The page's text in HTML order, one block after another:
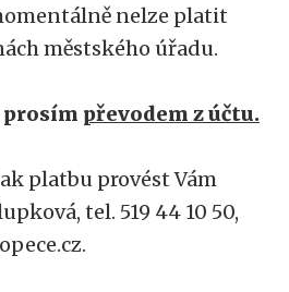
nelze platit
městského úřadu.
prosím převodem z účtu.
platbu provést Vám
tel. 519 44 10 50,